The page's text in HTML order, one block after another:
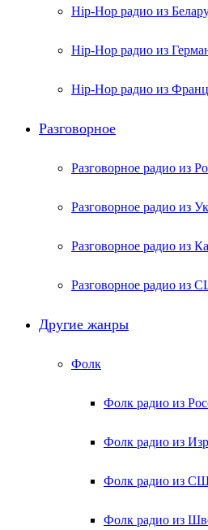
Hip-Hop радио из
Hip-Hop радио из
Hip-Hop радио из
Разговорное
Разговорное радио из
Разговорное радио из
Разговорное радио из
Разговорное радио из
Другие жанры
Фолк
Фолк радио из
Фолк радио из
Фолк радио из
Фолк радио из